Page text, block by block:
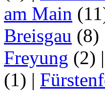
am Main
Breisgau (8)
Freyung (2) |
(1) |